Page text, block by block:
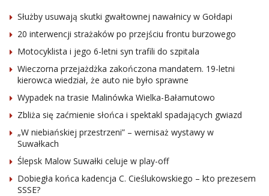
Służby usuwają skutki gwałtownej nawałnicy w Gołdapi
20 interwencji strażaków po przejściu frontu burzowego
Motocyklista i jego 6-letni syn trafili do szpitala
Wieczorna przejażdżka zakończona mandatem. 19-letni
kierowca wiedział, że auto nie było sprawne
Wypadek na trasie Malinówka Wielka-Bałamutowo
Zbliża się zaćmienie słońca i spektakl spadających gwiazd
„W niebiańskiej przestrzeni” – wernisaż wystawy w
Suwałkach
Ślepsk Malow Suwałki celuje w play-off
Dobiegła końca kadencja C. Cieślukowskiego – kto prezesem
SSSE?